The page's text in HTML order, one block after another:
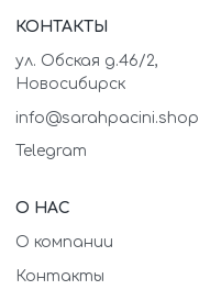
КОНТАКТЫ
ул. Обская д.46/2,
Новосибирск
info@sarahpacini.shop
Telegram
О НАС
О компании
Контакты